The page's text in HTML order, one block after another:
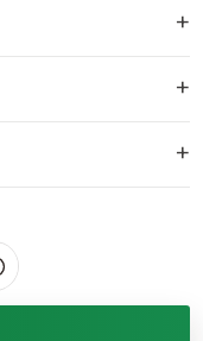
+
+
+